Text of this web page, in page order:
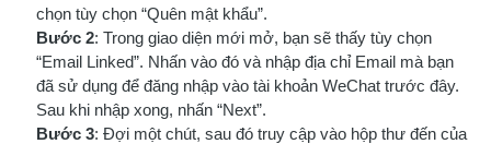
chọn tùy chọn “Quên mật khẩu”.
Bước 2: Trong giao diện mới mở, bạn sẽ thấy tùy chọn
“Email Linked”. Nhấn vào đó và nhập địa chỉ Email mà bạn
đã sử dụng để đăng nhập vào tài khoản WeChat trước đây.
Sau khi nhập xong, nhấn “Next”.
Bước 3: Đợi một chút, sau đó truy cập vào hộp thư đến của